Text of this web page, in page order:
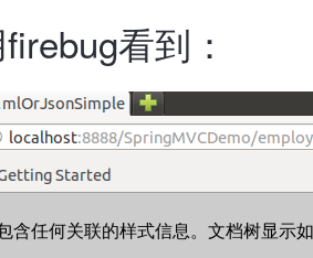
看到：